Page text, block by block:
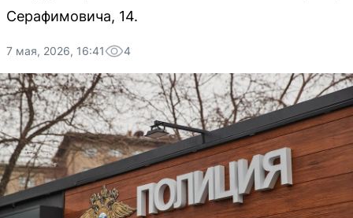
Серафимовича, 14.
7 мая, 2026, 16:41 4